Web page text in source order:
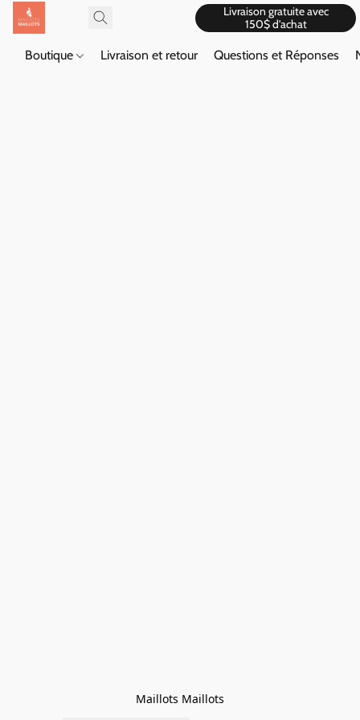
Livraison gratuite avec
150$ d'achat
Boutique Livraison et retour Questions et Réponses
Maillots Maillots